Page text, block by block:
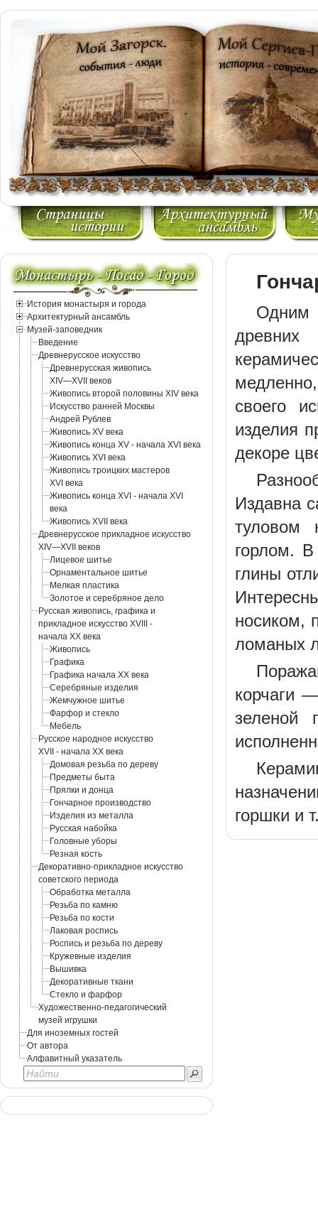
История монастыря и города
Архитектурный ансамбль
Музей-заповедник
Введение
Древнерусское искусство
Древнерусская живопись
XIV—XVII веков
Живопись второй половины XIV века
Искусство ранней Москвы
Андрей Рублев
Живопись XV века
Живопись конца XV - начала XVI века
Живопись XVI века
Живопись троицких мастеров
XVI века
Живопись конца XVI - начала XVI
века
Живопись XVII века
Древнерусское прикладное искусство
XIV—XVII веков
Лицевое шитье
Орнаментальное шитье
Мелкая пластика
Золотое и серебряное дело
Русская живопись, графика и
прикладное искусство XVIII -
начала XX века
Живопись
Графика
Графика начала XX века
Серебряные изделия
Жемчужное шитье
Фарфор и стекло
Мебель
Русское народное искусство
XVII - начала XX века
Домовая резьба по дереву
Предметы быта
Прялки и донца
Гончарное производство
Изделия из металла
Русская набойка
Головные уборы
Резная кость
Декоративно-прикладное искусство
советского периода
Обработка металла
Резьба по камню
Резьба по кости
Лаковая роспись
Роспись и резьба по дереву
Кружевные изделия
Вышивка
Декоративные ткани
Стекло и фарфор
Художественно-педагогический
музей игрушки
Для иноземных гостей
От автора
Алфавитный указатель
Одним
древних
своего
изделия
декоре
Издавна
туловом
горлом. В
глины
носиком,
ломаных
корчаги
зеленой
горшки и